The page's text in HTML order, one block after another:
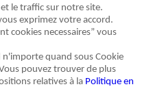
le traffic sur notre site.
exprimez votre accord.
cookies necessaires” vous
quand sous Cookie
pouvez trouver de plus
relatives à la Politique en